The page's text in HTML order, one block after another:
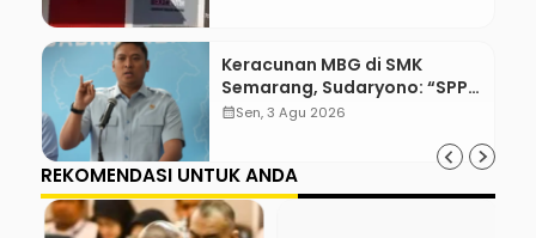
Keracunan MBG di SMK
Semarang, Sudaryono: “SPPG
Harus Bertanggung Jawab!”
calendar_monthSen, 3 Agu 2026
REKOMENDASI UNTUK ANDA